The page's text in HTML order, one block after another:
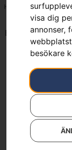
visa dig
annonser,
besökare
Hem 28 cm
Endast ett